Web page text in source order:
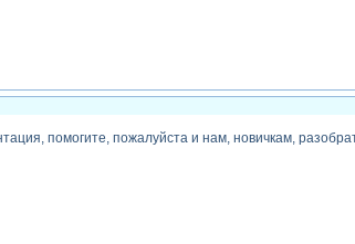
помогите, пожалуйста и нам, новичкам,